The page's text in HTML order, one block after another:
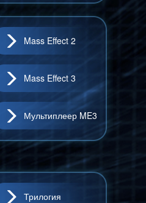
Mass Effect 2
Mass Effect 3
Мультиплеер ME3
Трилогия